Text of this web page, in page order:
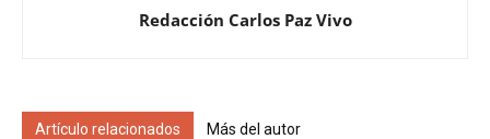
Redacción Carlos Paz Vivo
Artículo relacionados Más del autor